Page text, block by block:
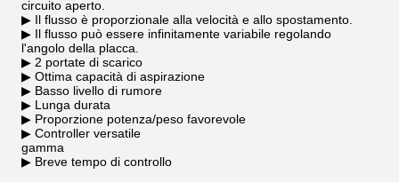
circuito aperto.
▶ Il flusso è proporzionale alla velocità e allo spostamento.
▶ Il flusso può essere infinitamente variabile regolando
l'angolo della placca.
▶ 2 portate di scarico
▶ Ottima capacità di aspirazione
▶ Basso livello di rumore
▶ Lunga durata
▶ Proporzione potenza/peso favorevole
▶ Controller versatile
gamma
▶ Breve tempo di controllo